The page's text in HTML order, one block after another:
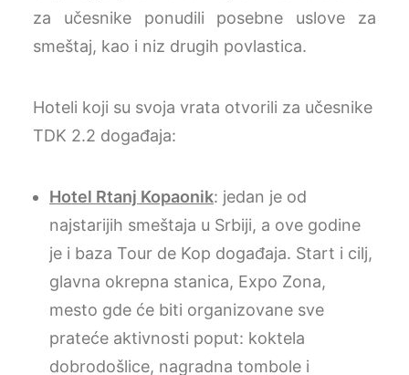
za učesnike ponudili posebne uslove za
smeštaj, kao i niz drugih povlastica.
Hoteli koji su svoja vrata otvorili za učesnike
TDK 2.2 događaja:
Hotel Rtanj Kopaonik: jedan je od
najstarijih smeštaja u Srbiji, a ove godine
je i baza Tour de Kop događaja. Start i cilj,
glavna okrepna stanica, Expo Zona,
mesto gde će biti organizovane sve
prateće aktivnosti poput: koktela
dobrodošlice, nagradna tombole i